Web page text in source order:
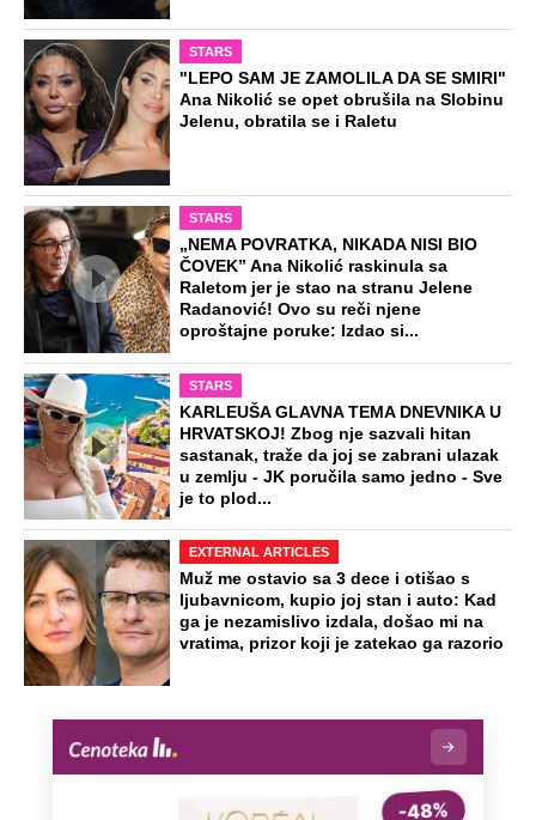
STARS
"LEPO SAM JE ZAMOLILA DA SE SMIRI"
Ana Nikolić se opet obrušila na Slobinu
Jelenu, obratila se i Raletu
STARS
„NEMA POVRATKA, NIKADA NISI BIO
ČOVEK” Ana Nikolić raskinula sa
Raletom jer je stao na stranu Jelene
Radanović! Ovo su reči njene
oproštajne poruke: Izdao si...
STARS
KARLEUŠA GLAVNA TEMA DNEVNIKA U
HRVATSKOJ! Zbog nje sazvali hitan
sastanak, traže da joj se zabrani ulazak
u zemlju - JK poručila samo jedno - Sve
je to plod...
EXTERNAL ARTICLES
Muž me ostavio sa 3 dece i otišao s
ljubavnicom, kupio joj stan i auto: Kad
ga je nezamislivo izdala, došao mi na
vratima, prizor koji je zatekao ga razorio